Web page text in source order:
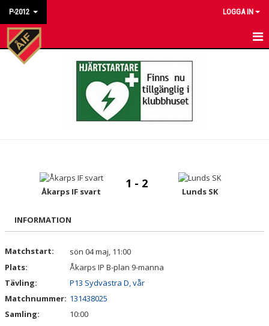
P-2012 LOGGA IN
HEM
BILDGALLERI
DOKUMENT
Åkarps IF svart
1 - 2
Lunds SK
INFORMATION
Matchstart:
sön 04 maj, 11:00
Plats:
Åkarps IP B-plan 9-manna
Tävling:
P13 Sydvästra D, vår
Matchnummer: 131438025
Samling:
10:00